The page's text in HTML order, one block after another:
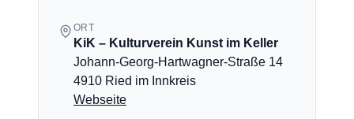
ORT
KiK – Kulturverein Kunst im Keller
Johann-Georg-Hartwagner-Straße 14
4910 Ried im Innkreis
Webseite